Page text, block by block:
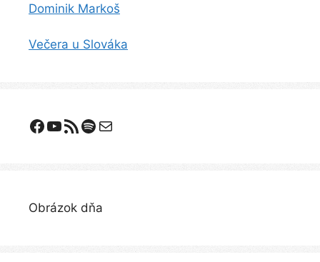
Dominik Markoš
Večera u Slováka
Facebook
YouTube
Odoberanie RSSSpotify
E-mail
Obrázok dňa